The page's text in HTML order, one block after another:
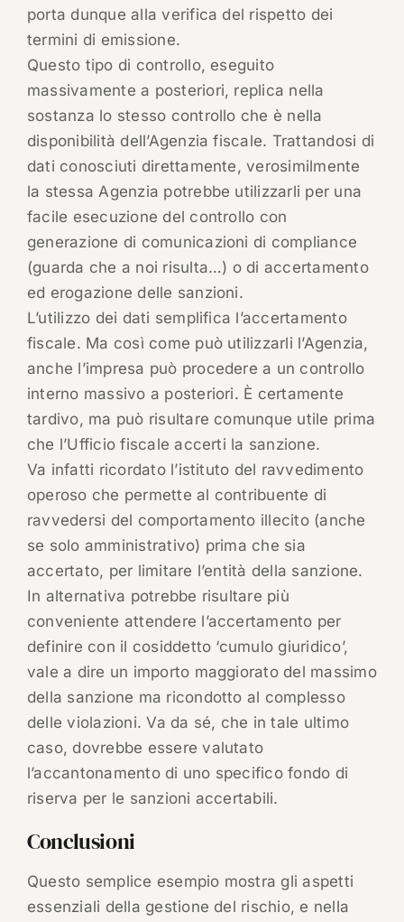
porta dunque alla verifica del rispetto dei
termini di emissione.
Questo tipo di controllo, eseguito
massivamente a posteriori, replica nella
sostanza lo stesso controllo che è nella
disponibilità dell’Agenzia fiscale. Trattandosi di
dati conosciuti direttamente, verosimilmente
la stessa Agenzia potrebbe utilizzarli per una
facile esecuzione del controllo con
generazione di comunicazioni di compliance
(guarda che a noi risulta…) o di accertamento
ed erogazione delle sanzioni.
L’utilizzo dei dati semplifica l’accertamento
fiscale. Ma così come può utilizzarli l’Agenzia,
anche l’impresa può procedere a un controllo
interno massivo a posteriori. È certamente
tardivo, ma può risultare comunque utile prima
che l’Ufficio fiscale accerti la sanzione.
Va infatti ricordato l’istituto del ravvedimento
operoso che permette al contribuente di
ravvedersi del comportamento illecito (anche
se solo amministrativo) prima che sia
accertato, per limitare l’entità della sanzione.
In alternativa potrebbe risultare più
conveniente attendere l’accertamento per
definire con il cosiddetto ‘cumulo giuridico’,
vale a dire un importo maggiorato del massimo
della sanzione ma ricondotto al complesso
delle violazioni. Va da sé, che in tale ultimo
caso, dovrebbe essere valutato
l’accantonamento di uno specifico fondo di
riserva per le sanzioni accertabili.
Conclusioni
Questo semplice esempio mostra gli aspetti
essenziali della gestione del rischio, e nella